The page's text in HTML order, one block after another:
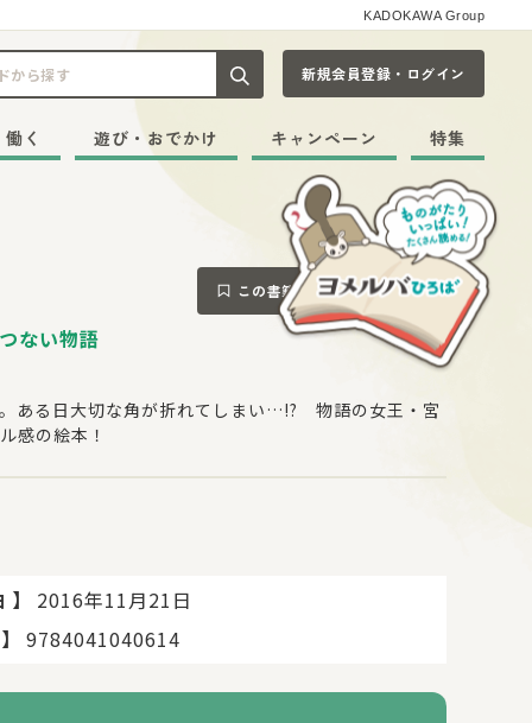
KADOKAWA Group
記事や本をキーワードから探す
新規会員登録・ログイン
く 遊び・おでかけ キャンペーン 特集
この書籍をブックマークする
ない物語
ある日大切な角が折れてしまい…!? 物語の女王・宮
感の絵本！
】
2016年11月21日
】
9784041040614